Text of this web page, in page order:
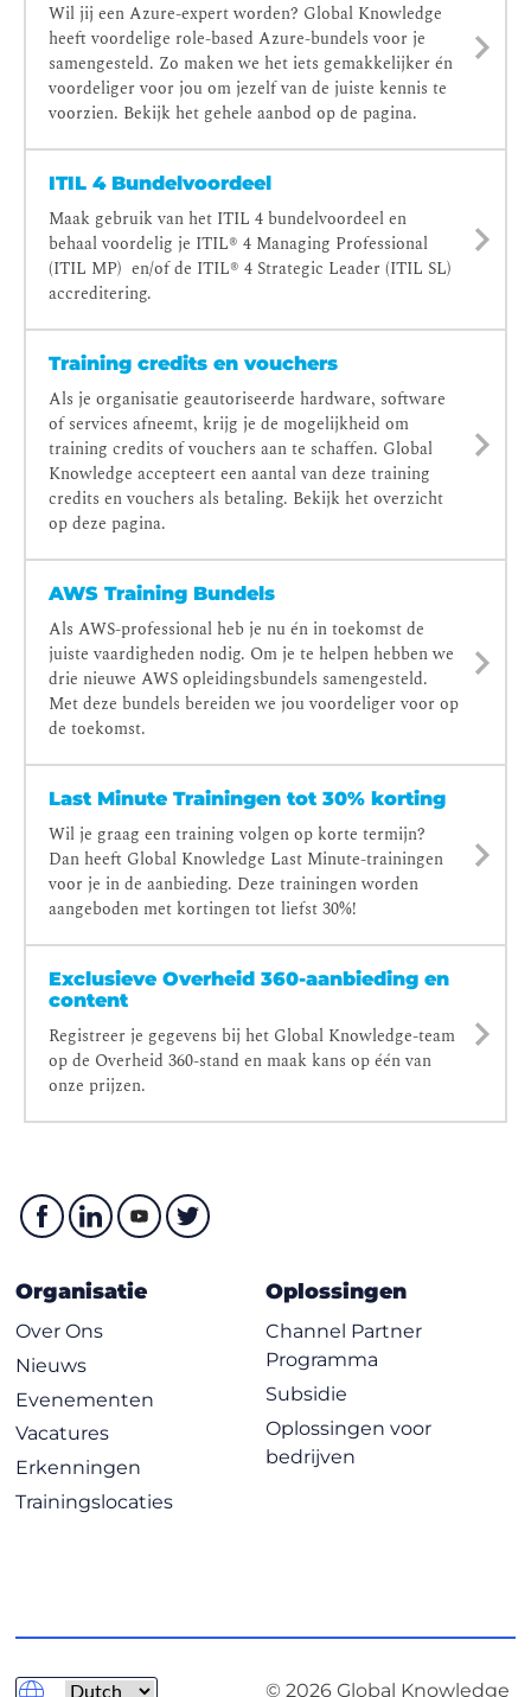
Wil jij een Azure-expert worden? Global Knowledge
heeft voordelige role-based Azure-bundels voor je
samengesteld. Zo maken we het iets gemakkelijker én
voordeliger voor jou om jezelf van de juiste kennis te
voorzien. Bekijk het gehele aanbod op de pagina.
ITIL 4 Bundelvoordeel
Maak gebruik van het ITIL 4 bundelvoordeel en
behaal voordelig je ITIL® 4 Managing Professional
(ITIL MP) en/of de ITIL® 4 Strategic Leader (ITIL SL)
accreditering.
Training credits en vouchers
Als je organisatie geautoriseerde hardware, software
of services afneemt, krijg je de mogelijkheid om
training credits of vouchers aan te schaffen. Global
Knowledge accepteert een aantal van deze training
credits en vouchers als betaling. Bekijk het overzicht
op deze pagina.
AWS Training Bundels
Als AWS-professional heb je nu én in toekomst de
juiste vaardigheden nodig. Om je te helpen hebben we
drie nieuwe AWS opleidingsbundels samengesteld.
Met deze bundels bereiden we jou voordeliger voor op
de toekomst.
Last Minute Trainingen tot 30% korting
Wil je graag een training volgen op korte termijn?
Dan heeft Global Knowledge Last Minute-trainingen
voor je in de aanbieding. Deze trainingen worden
aangeboden met kortingen tot liefst 30%!
Exclusieve Overheid 360-aanbieding en
content
Registreer je gegevens bij het Global Knowledge-team
op de Overheid 360-stand en maak kans op één van
onze prijzen.
Organisatie
Over Ons
Nieuws
Evenementen
Vacatures
Erkenningen
Trainingslocaties
Oplossingen
Channel Partner
Programma
Subsidie
Oplossingen voor
bedrijven
© 2026 Global Knowledge